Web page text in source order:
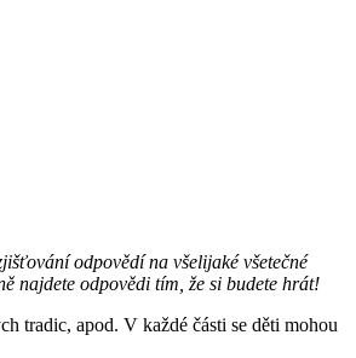
odpovědí na všelijaké všetečné
najdete odpovědi tím, že si budete hrát!
tradic, apod. V každé části se děti mohou